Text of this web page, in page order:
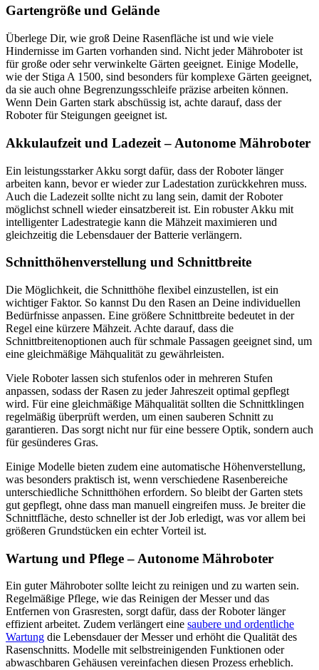
Gartengröße und Gelände
Überlege Dir, wie groß Deine Rasenfläche ist und wie viele
Hindernisse im Garten vorhanden sind. Nicht jeder Mähroboter ist
für große oder sehr verwinkelte Gärten geeignet. Einige Modelle,
wie der Stiga A 1500, sind besonders für komplexe Gärten geeignet,
da sie auch ohne Begrenzungsschleife präzise arbeiten können.
Wenn Dein Garten stark abschüssig ist, achte darauf, dass der
Roboter für Steigungen geeignet ist.
Akkulaufzeit und Ladezeit – Autonome Mähroboter
Ein leistungsstarker Akku sorgt dafür, dass der Roboter länger
arbeiten kann, bevor er wieder zur Ladestation zurückkehren muss.
Auch die Ladezeit sollte nicht zu lang sein, damit der Roboter
möglichst schnell wieder einsatzbereit ist. Ein robuster Akku mit
intelligenter Ladestrategie kann die Mähzeit maximieren und
gleichzeitig die Lebensdauer der Batterie verlängern.
Schnitthöhenverstellung und Schnittbreite
Die Möglichkeit, die Schnitthöhe flexibel einzustellen, ist ein
wichtiger Faktor. So kannst Du den Rasen an Deine individuellen
Bedürfnisse anpassen. Eine größere Schnittbreite bedeutet in der
Regel eine kürzere Mähzeit. Achte darauf, dass die
Schnittbreitenoptionen auch für schmale Passagen geeignet sind, um
eine gleichmäßige Mähqualität zu gewährleisten.
Viele Roboter lassen sich stufenlos oder in mehreren Stufen
anpassen, sodass der Rasen zu jeder Jahreszeit optimal gepflegt
wird. Für eine gleichmäßige Mähqualität sollten die Schnittklingen
regelmäßig überprüft werden, um einen sauberen Schnitt zu
garantieren. Das sorgt nicht nur für eine bessere Optik, sondern auch
für gesünderes Gras.
Einige Modelle bieten zudem eine automatische Höhenverstellung,
was besonders praktisch ist, wenn verschiedene Rasenbereiche
unterschiedliche Schnitthöhen erfordern. So bleibt der Garten stets
gut gepflegt, ohne dass man manuell eingreifen muss. Je breiter die
Schnittfläche, desto schneller ist der Job erledigt, was vor allem bei
größeren Grundstücken ein echter Vorteil ist.
Wartung und Pflege – Autonome Mähroboter
Ein guter Mähroboter sollte leicht zu reinigen und zu warten sein.
Regelmäßige Pflege, wie das Reinigen der Messer und das
Entfernen von Grasresten, sorgt dafür, dass der Roboter länger
effizient arbeitet. Zudem verlängert eine saubere und ordentliche
Wartung die Lebensdauer der Messer und erhöht die Qualität des
Rasenschnitts. Modelle mit selbstreinigenden Funktionen oder
abwaschbaren Gehäusen vereinfachen diesen Prozess erheblich.